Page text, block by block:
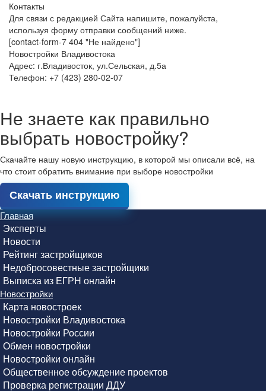
Контакты
Для связи с редакцией Сайта напишите, пожалуйста,
используя форму отправки сообщений ниже.
[contact-form-7 404 "Не найдено"]
Новостройки Владивостока
Адрес: г.Владивосток, ул.Сельская, д.5а
Телефон: +7 (423) 280-02-07
Не знаете как правильно
выбрать новостройку?
Скачайте нашу новую инструкцию, в которой мы описали всё, на
что стоит обратить внимание при выборе новостройки
Скачать инструкцию
Главная
Эксперты
Новости
Рейтинг застройщиков
Недобросовестные застройщики
Выписка из ЕГРН онлайн
Новостройки
Карта новостроек
Новостройки Владивостока
Новостройки России
Обмен новостройки
Новостройки онлайн
Общественное обсуждение проектов
Проверка регистрации ДДУ